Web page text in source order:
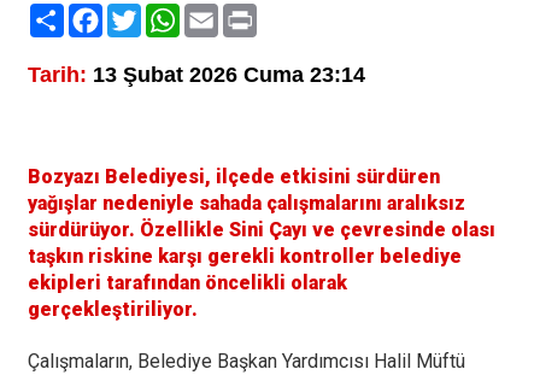
PaylaşFacebook
TwitterWhatsApp
EmailPrint
Tarih: 13 Şubat 2026 Cuma 23:14
Bozyazı Belediyesi, ilçede etkisini sürdüren
yağışlar nedeniyle sahada çalışmalarını aralıksız
sürdürüyor. Özellikle Sini Çayı ve çevresinde olası
taşkın riskine karşı gerekli kontroller belediye
ekipleri tarafından öncelikli olarak
gerçekleştiriliyor.
Çalışmaların, Belediye Başkan Yardımcısı Halil Müftü